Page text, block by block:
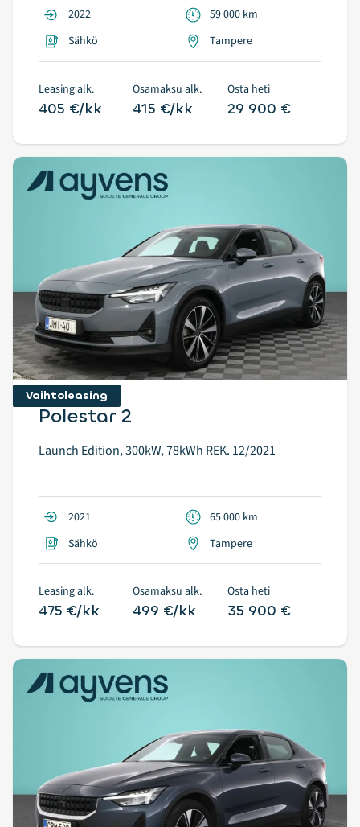
2022
59 000 km
Sähkö
Tampere
Leasing alk.
405 €/kk
Osamaksu alk.
415 €/kk
Osta heti
29 900 €
Vaihtoleasing
Polestar 2
Launch Edition, 300kW, 78kWh REK. 12/2021
2021
65 000 km
Sähkö
Tampere
Leasing alk.
475 €/kk
Osamaksu alk.
499 €/kk
Osta heti
35 900 €